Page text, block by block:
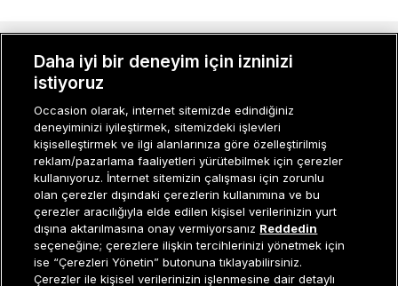
Müşteri İlişkileri 0 850 800 01 20
MÜŞTERI İLIŞKILERI
KURUMSAL
KADIN KATEGORILER
GRUP MARKALAR
ERKEK KATEGORILER
Daha iyi bir deneyim için izninizi
istiyoruz
Occasion olarak, internet sitemizde edindiğiniz
deneyiminizi iyileştirmek, sitemizdeki işlevleri
kişiselleştirmek ve ilgi alanlarınıza göre özelleştirilmiş
reklam/pazarlama faaliyetleri yürütebilmek için çerezler
kullanıyoruz. İnternet sitemizin çalışması için zorunlu
olan çerezler dışındaki çerezlerin kullanımına ve bu
çerezler aracılığıyla elde edilen kişisel verilerinizin yurt
dışına aktarılmasına onay vermiyorsanız Reddedin
seçeneğine; çerezlere ilişkin tercihlerinizi yönetmek için
ise “Çerezleri Yönetin” butonuna tıklayabilirsiniz.
Çerezler ile kişisel verilerinizin işlenmesine dair detaylı